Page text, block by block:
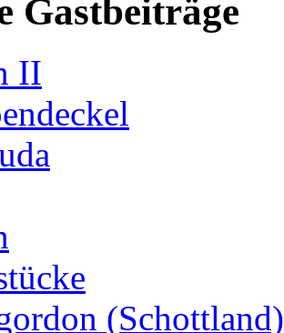
Gastbeiträge
II
(Schottland)